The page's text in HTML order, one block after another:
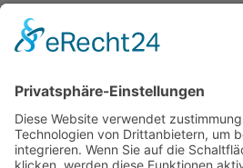
Informationen über den Umgang mit
sind in der Datenschutzerklärung
Foren-Übersicht
Alle Zeiten sindUTC+02:00